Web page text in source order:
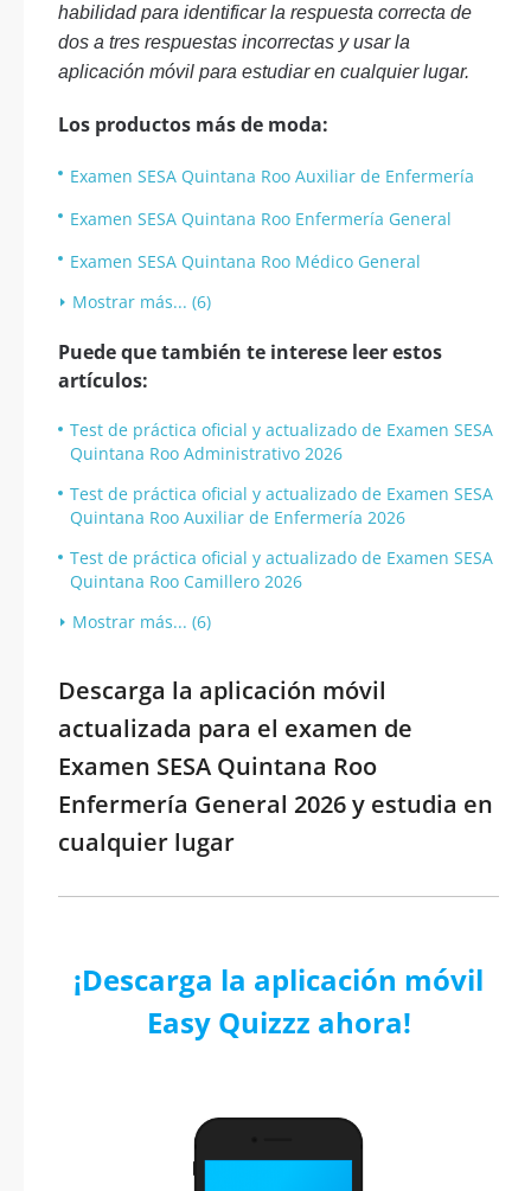
habilidad para identificar la respuesta correcta de
dos a tres respuestas incorrectas y usar la
aplicación móvil para estudiar en cualquier lugar.
Los productos más de moda:
Examen SESA Quintana Roo Auxiliar de Enfermería
Examen SESA Quintana Roo Enfermería General
Examen SESA Quintana Roo Médico General
Mostrar más... (6)
Puede que también te interese leer estos
artículos:
Test de práctica oficial y actualizado de Examen SESA
Quintana Roo Administrativo 2026
Test de práctica oficial y actualizado de Examen SESA
Quintana Roo Auxiliar de Enfermería 2026
Test de práctica oficial y actualizado de Examen SESA
Quintana Roo Camillero 2026
Mostrar más... (6)
Descarga la aplicación móvil
actualizada para el examen de
Examen SESA Quintana Roo
Enfermería General 2026 y estudia en
cualquier lugar
¡Descarga la aplicación móvil
Easy Quizzz ahora!